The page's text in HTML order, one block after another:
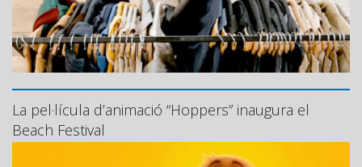
La pel·lícula d’animació “Hoppers” inaugura el
Beach Festival